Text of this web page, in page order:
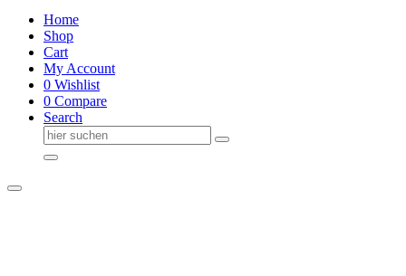
Home
Shop
Cart
My Account
0 Wishlist
0 Compare
Search
Suche
nach: